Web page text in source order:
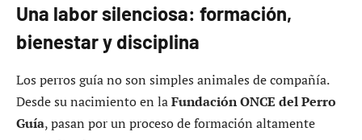
Una labor silenciosa: formación,
bienestar y disciplina
Los perros guía no son simples animales de compañía.
Desde su nacimiento en laFundación ONCE del Perro
Guía, pasan por un proceso de formación altamente